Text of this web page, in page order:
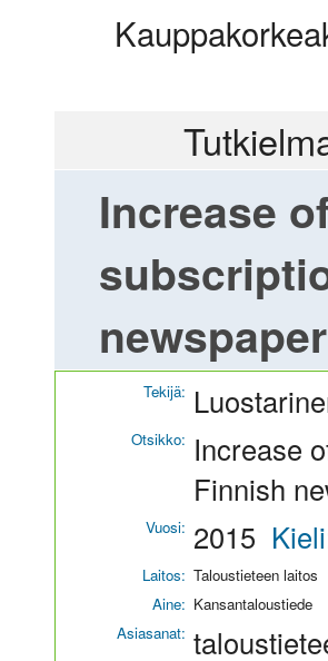
Increase
Tekijä:
Otsikko: Increase
Finnish
Vuosi: 2015
Laitos: Taloustieteen laitos
Aine: Kansantaloustiede
Asiasanat: